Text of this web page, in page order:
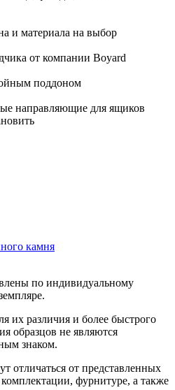
и материала на выбор
от компании Boyard
поддоном
направляющие для ящиков
камня
по индивидуальному
их различия и более быстрого
образцов не являются
знаком.
отличаться от представленных
комплектации, фурнитуре, а также